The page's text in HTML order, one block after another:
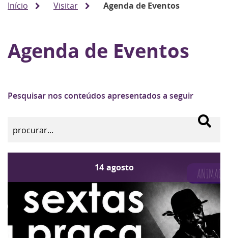
Início Visitar Agenda de Eventos
Agenda de Eventos
Pesquisar nos conteúdos apresentados a seguir
14 agosto